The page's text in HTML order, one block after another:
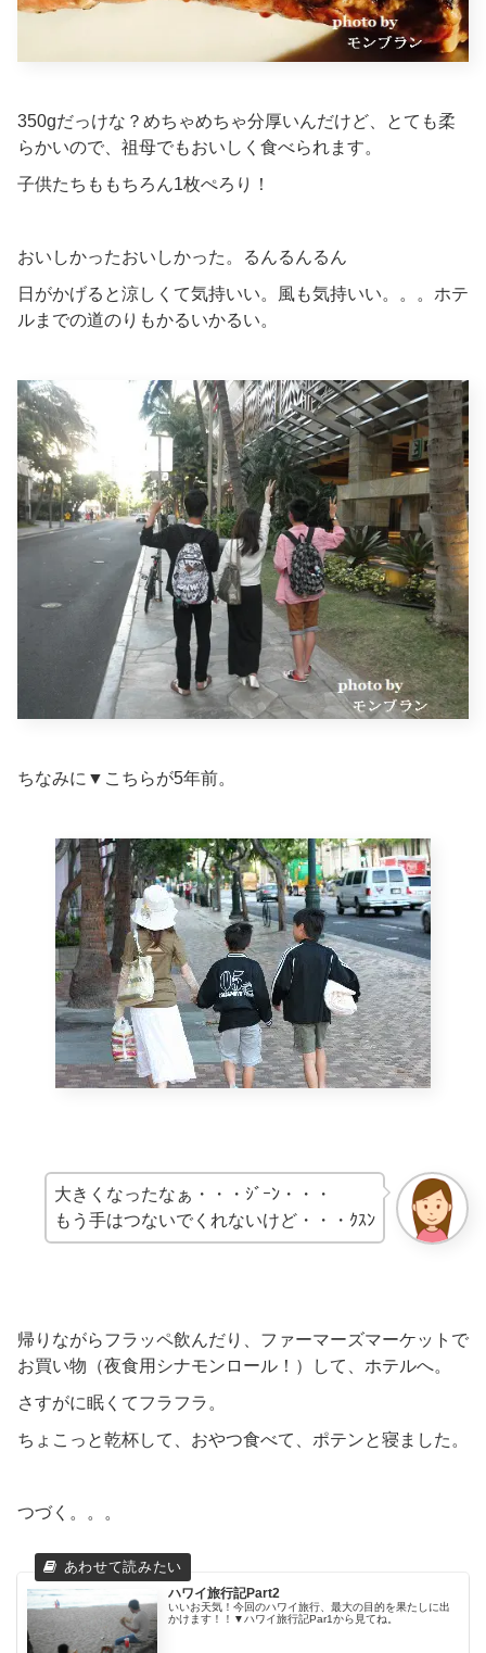
350gだっけな？めちゃめちゃ分厚いんだけど、とても柔
らかいので、祖母でもおいしく食べられます。
子供たちももちろん1枚ぺろり！
おいしかったおいしかった。るんるんるん
日がかげると涼しくて気持いい。風も気持いい。。。ホテ
ルまでの道のりもかるいかるい。
ちなみに▼こちらが5年前。
大きくなったなぁ・・・ｼﾞｰﾝ・・・
もう手はつないでくれないけど・・・ｸｽﾝ
帰りながらフラッペ飲んだり、ファーマーズマーケットで
お買い物（夜食用シナモンロール！）して、ホテルへ。
さすがに眠くてフラフラ。
ちょこっと乾杯して、おやつ食べて、ポテンと寝ました。
つづく。。。
ハワイ旅行記Part2
いいお天気！今回のハワイ旅行、最大の目的を果たしに出
かけます！！▼ハワイ旅行記Par1から見てね。